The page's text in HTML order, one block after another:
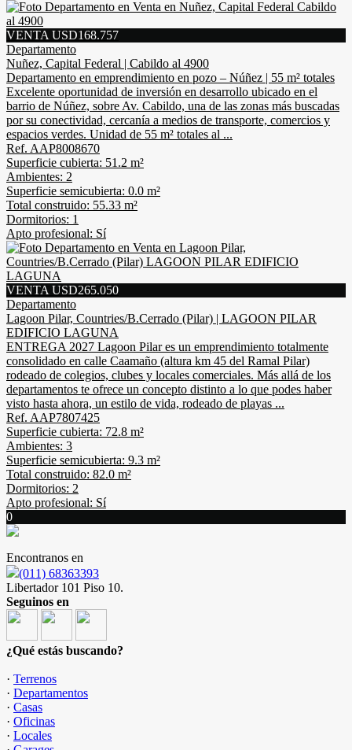
VENTA USD168.757
Departamento
Nuñez, Capital Federal | Cabildo al 4900
Departamento en emprendimiento en pozo – Núñez | 55 m² totales
Excelente oportunidad de inversión en desarrollo ubicado en el
barrio de Núñez, sobre Av. Cabildo, una de las zonas más buscadas
por su conectividad, cercanía a medios de transporte, comercios y
espacios verdes. Unidad de 55 m² totales al ...
Ref. AAP8008670
Superficie cubierta: 51.2 m²
Ambientes: 2
Superficie semicubierta: 0.0 m²
Total construido: 55.33 m²
Dormitorios: 1
Apto profesional: Sí
VENTA USD265.050
Departamento
Lagoon Pilar, Countries/B.Cerrado (Pilar) | LAGOON PILAR
EDIFICIO LAGUNA
ENTREGA 2027 Lagoon Pilar es un emprendimiento totalmente
consolidado en calle Caamaño (altura km 45 del Ramal Pilar)
rodeado de colegios, clubes y locales comerciales. Más allá de los
departamentos te ofrece un concepto distinto a lo que podes haber
visto hasta ahora, un estilo de vida, rodeado de playas ...
Ref. AAP7807425
Superficie cubierta: 72.8 m²
Ambientes: 3
Superficie semicubierta: 9.3 m²
Total construido: 82.0 m²
Dormitorios: 2
Apto profesional: Sí
0
Encontranos en
(011) 68363393
Libertador 101 Piso 10.
Seguinos en
¿Qué estás buscando?
· Terrenos
· Departamentos
· Casas
· Oficinas
· Locales